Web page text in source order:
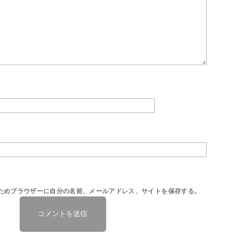
めブラウザーに自分の名前、メールアドレス、サイトを保存する。